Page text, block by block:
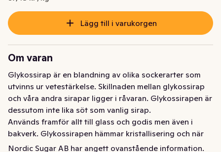
Lägg till i varukorgen
Om varan
Glykossirap är en blandning av olika sockerarter som
utvinns ur vetestärkelse. Skillnaden mellan glykossirap
och våra andra sirapar ligger i råvaran. Glykossirapen är
dessutom inte lika söt som vanlig sirap.
Används framför allt till glass och godis men även i
bakverk. Glykossirapen hämmar kristallisering och när
man använder glykossirap i t ex glass får den en krämig
Nordic Sugar AB har angett ovanstående information.